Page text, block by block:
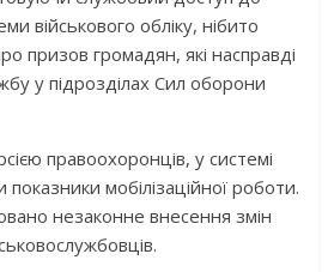
військового обліку, нібито
призов громадян, які насправді
у підрозділах Сил оборони
правоохоронців, у системі
мобілізаційної роботи.
незаконне внесення змін